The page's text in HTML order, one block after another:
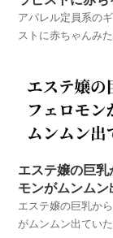
な体勢で抜いて
高の一日
アパレル定員系の
ストに赤ちゃんみた
メンズエステでの
験談！
エステ嬢の巨乳
モンがムンムン
エステ嬢の巨乳か
がムンムン出てい